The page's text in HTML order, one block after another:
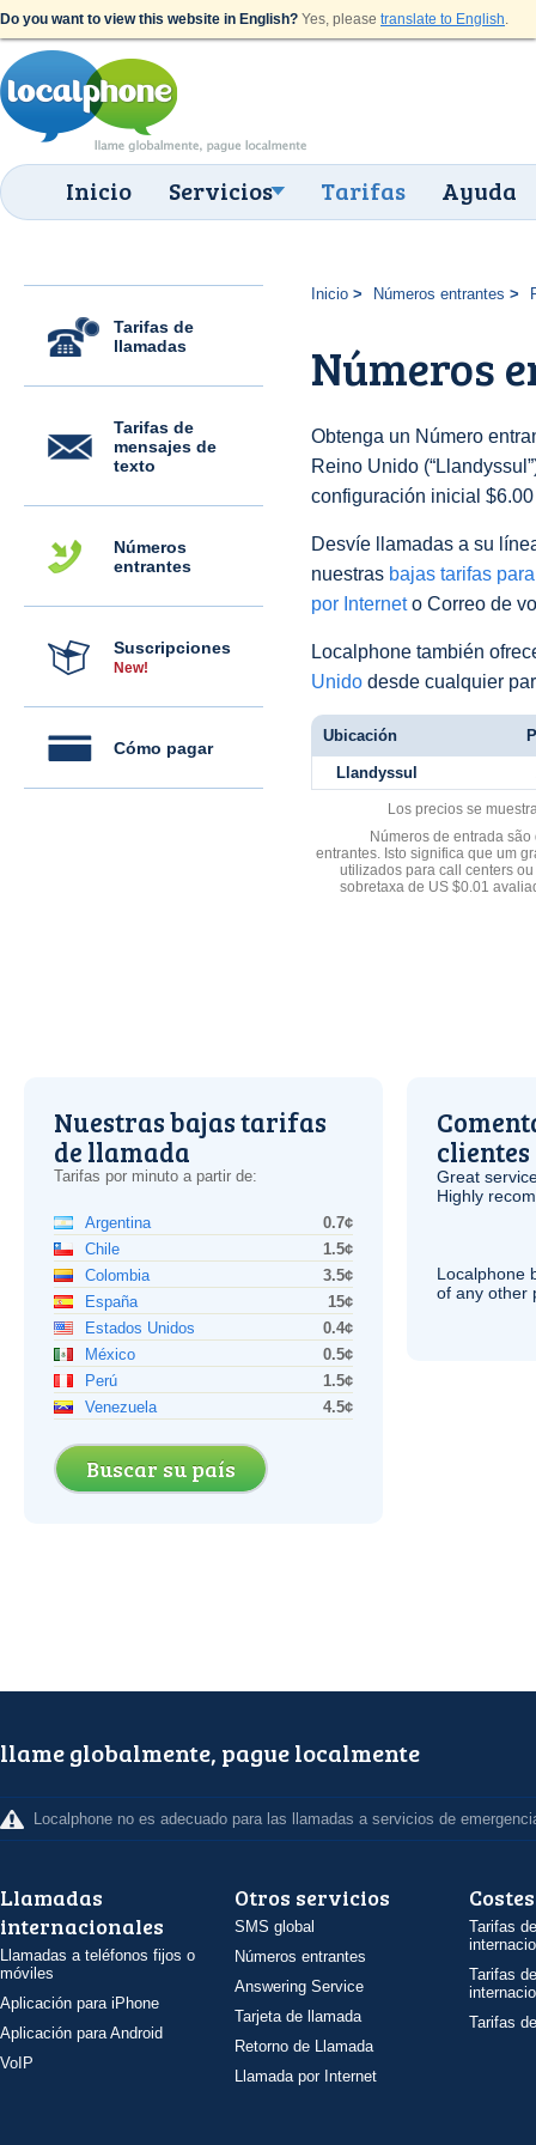
Do you want to view this website in English? Yes, please translate to English.
Inicio Servicios Tarifas Ayuda
Tarifas de
llamadas
Tarifas de
mensajes de
texto
Números
entrantes
Suscripciones
New!
Cómo pagar
Inicio Números entrantes
Números
Obtenga un Número
Reino Unido
configuración inicial
Desvíe llamadas a su
nuestras bajas tarifas
por Interneto Correo de
Localphone también
Unido desde cualquier
Ubicación
Llandyssul
Los precios se
Números de entrada
entrantes. Isto significa que um
utilizados para call centers
sobretaxa de US $0.01
Nuestras bajas tarifas
de llamada
Tarifas por minuto a partir de:
Argentina
0.7¢
Chile
1.5¢
Colombia
3.5¢
España
15¢
Estados Unidos
0.4¢
México
0.5¢
Perú
1.5¢
Venezuela
4.5¢
Buscar su país
clientes
Great
Highly
Localphone
of any other
llame globalmente, pague localmente
Localphone no es adecuado para las llamadas a servicios de
Llamadas
internacionales
Llamadas a teléfonos fijos o
móviles
Aplicación para iPhone
Aplicación para Android
VoIP
Otros servicios
SMS global
Números entrantes
Answering Service
Tarjeta de llamada
Retorno de Llamada
Llamada por Internet
Costes
Tarifas
Tarifas
Tarifas